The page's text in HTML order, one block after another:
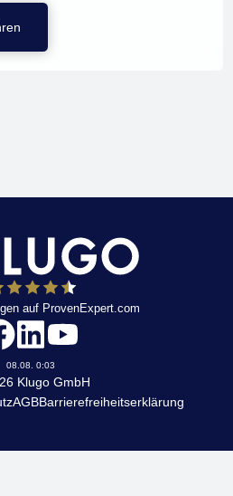
auf ProvenExpert.com
08.08. 0:03
Klugo GmbH
AGBBarrierefreiheitserklärung